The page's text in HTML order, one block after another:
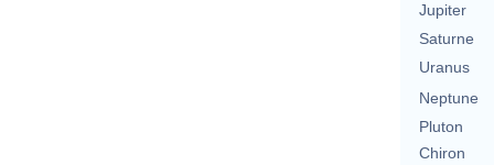
Jupiter
Saturne
Uranus
Neptune
Pluton
Chiron